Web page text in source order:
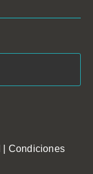
Condiciones